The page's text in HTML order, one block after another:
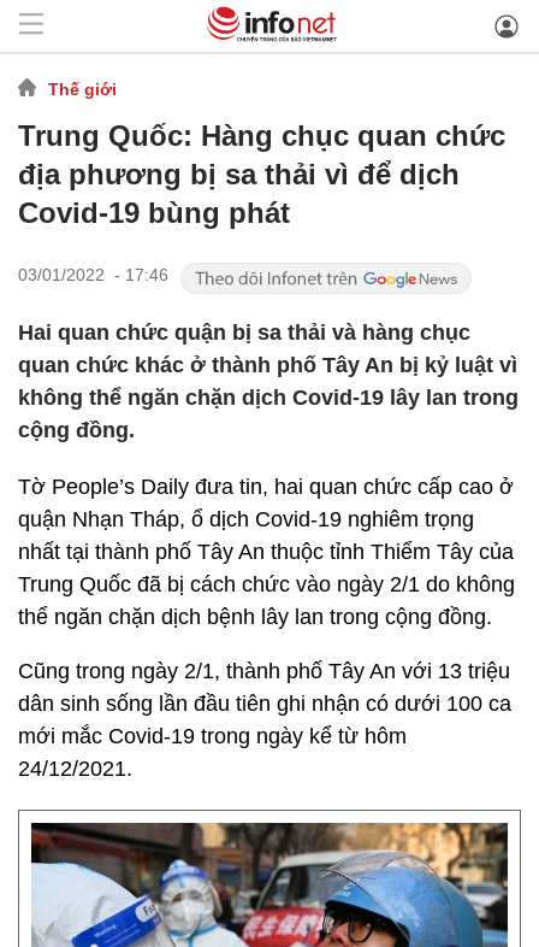
Thế giới
Trung Quốc: Hàng chục quan chức
địa phương bị sa thải vì để dịch
Covid-19 bùng phát
03/01/2022 - 17:46
Hai quan chức quận bị sa thải và hàng chục
quan chức khác ở thành phố Tây An bị kỷ luật vì
không thể ngăn chặn dịch Covid-19 lây lan trong
cộng đồng.
Tờ People’s Daily đưa tin, hai quan chức cấp cao ở
quận Nhạn Tháp, ổ dịch Covid-19 nghiêm trọng
nhất tại thành phố Tây An thuộc tỉnh Thiểm Tây của
Trung Quốc đã bị cách chức vào ngày 2/1 do không
thể ngăn chặn dịch bệnh lây lan trong cộng đồng.
Cũng trong ngày 2/1, thành phố Tây An với 13 triệu
dân sinh sống lần đầu tiên ghi nhận có dưới 100 ca
mới mắc Covid-19 trong ngày kể từ hôm
24/12/2021.